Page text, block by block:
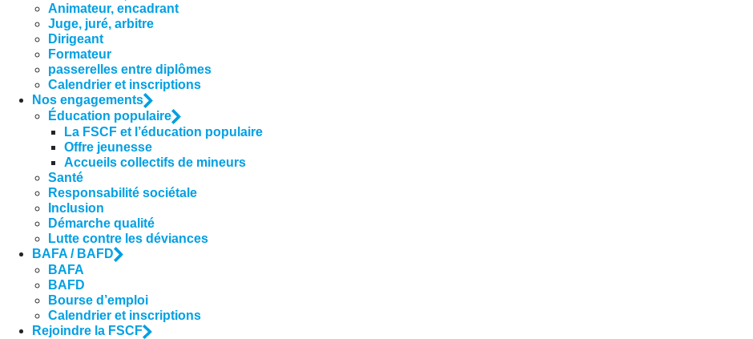
Animateur, encadrant
Juge, juré, arbitre
Dirigeant
Formateur
passerelles entre diplômes
Calendrier et inscriptions
Nos engagements
Éducation populaire
La FSCF et l’éducation populaire
Offre jeunesse
Accueils collectifs de mineurs
Santé
Responsabilité sociétale
Inclusion
Démarche qualité
Lutte contre les déviances
BAFA / BAFD
BAFA
BAFD
Bourse d’emploi
Calendrier et inscriptions
Rejoindre la FSCF